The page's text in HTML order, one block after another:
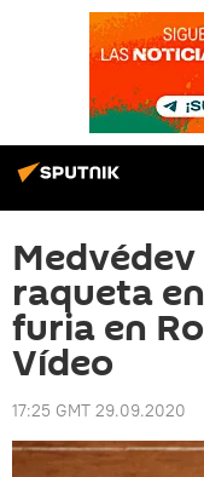
raqueta
furia en
Vídeo
17:25 GMT 29.09.2020